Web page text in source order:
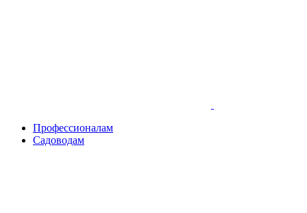
Профессионалам
Садоводам